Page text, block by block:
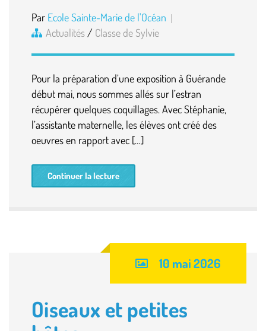
Par Ecole Sainte-Marie de l'Océan
Actualités / Classe de Sylvie
Pour la préparation d’une exposition à Guérande
début mai, nous sommes allés sur l’estran
récupérer quelques coquillages. Avec Stéphanie,
l’assistante maternelle, les élèves ont créé des
oeuvres en rapport avec […]
Continuer la lecture
10 mai 2026
Oiseaux et petites